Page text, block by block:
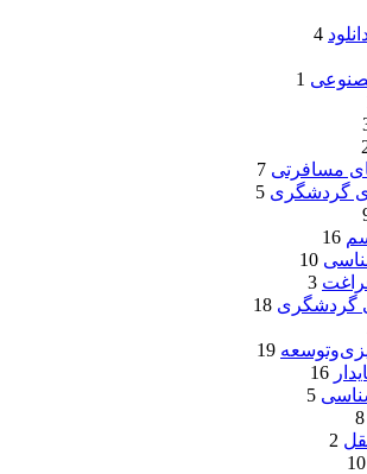
4
1
مسافرتی 7
گردشگری 5
16
10
3
گردشگری 18
19
16
5
8
2
10